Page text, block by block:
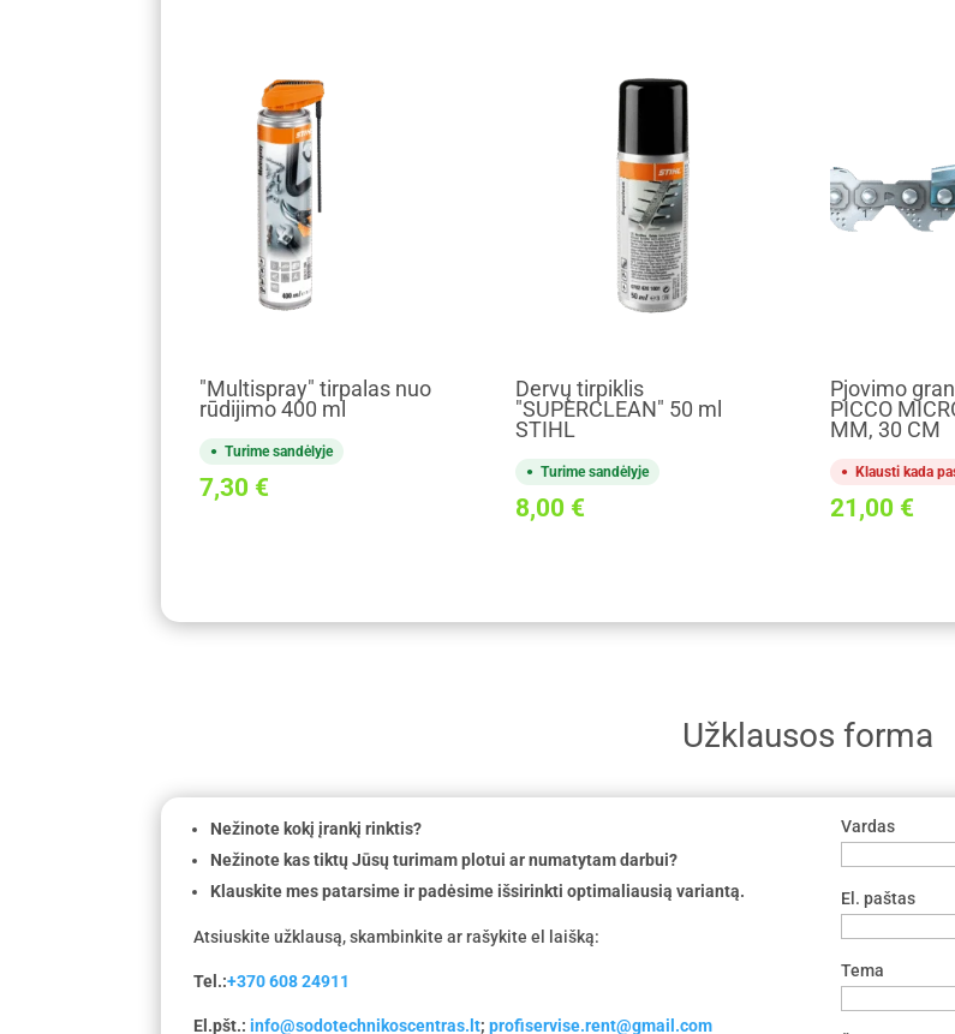
"Multispray" tirpalas nuo
rūdijimo 400 ml
Turime sandėlyje
7,30 €
Dervų tirpiklis
"SUPERCLEAN" 50 ml
STIHL
Turime sandėlyje
8,00 €
Pjovimo
PICCO
MM, 30 CM
Klausti kada
21,00 €
Užklausos forma
Nežinote kokį įrankį rinktis?
Nežinote kas tiktų Jūsų turimam plotui ar numatytam darbui?
Klauskite mes patarsime ir padėsime išsirinkti optimaliausią variantą.
Atsiuskite užklausą, skambinkite ar rašykite el laišką:
Tel.:+370 608 24911
El.pšt.:info@sodotechnikoscentras.lt;profiservise.rent@gmail.com
Vardas
El. paštas
Tema